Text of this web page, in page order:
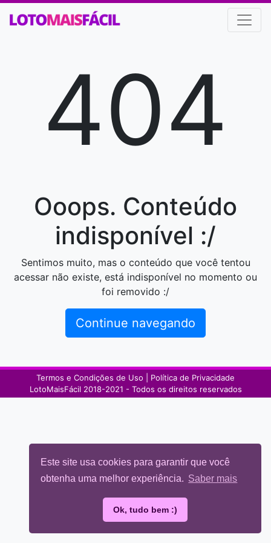
Este site usa cookies para garantir que você
obtenha uma melhor experiência. Saber mais
Ok, tudo bem :)
404
Ooops. Conteúdo
indisponível :/
Sentimos muito, mas o conteúdo que você tentou
acessar não existe, está indisponível no momento ou
foi removido :/
Continue navegando
Termos e Condições de Uso | Política de Privacidade
LotoMaisFácil 2018-2021 - Todos os direitos reservados